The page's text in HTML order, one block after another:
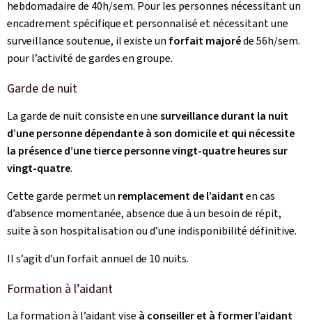
hebdomadaire de 40h/sem. Pour les personnes nécessitant un
encadrement spécifique et personnalisé et nécessitant une
surveillance soutenue, il existe un forfait majoréde 56h/sem.
pour l’activité de gardes en groupe.
Garde de nuit
La garde de nuit consiste en unesurveillance durant la nuit
d’une personne dépendante à son domicile et qui nécessite
la présence d’une tierce personne vingt-quatre heures sur
vingt-quatre.
Cette garde permet un remplacement de l’aidanten cas
d’absence momentanée, absence due à un besoin de répit,
suite à son hospitalisation ou d’une indisponibilité définitive.
Il s’agit d’un forfait annuel de 10 nuits.
Formation à l’aidant
La formation à l’aidant vise à conseiller et à former l’aidant